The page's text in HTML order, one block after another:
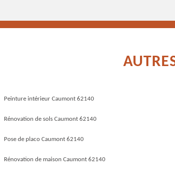
Peinture intérieur Caumont 62140
Rénovation de sols Caumont 62140
Pose de placo Caumont 62140
Rénovation de maison Caumont 62140